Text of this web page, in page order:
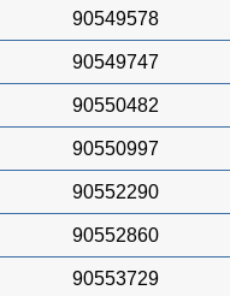
90549578
90549747
90550482
90550997
90552290
90552860
90553729